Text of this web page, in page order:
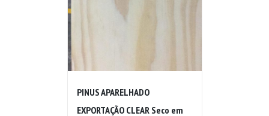
PINUS APARELHADO
EXPORTAÇÃO CLEAR Seco em